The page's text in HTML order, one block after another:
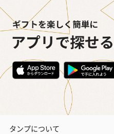
タンプについて